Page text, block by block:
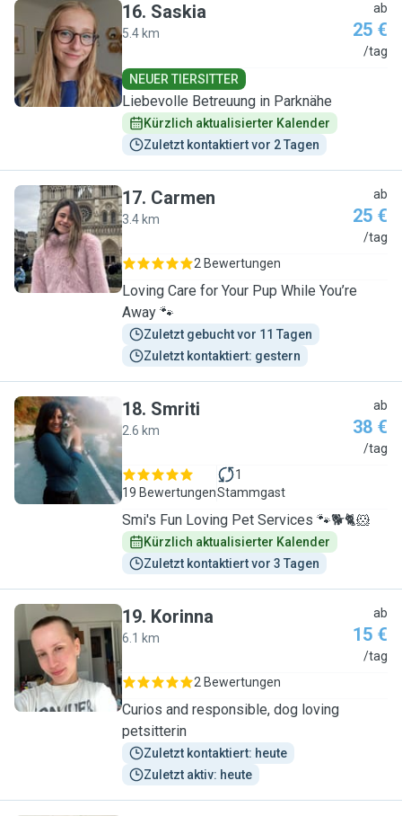
S
16. Saskia
5.4 km
ab
25 €
/tag
NEUER TIERSITTER
Liebevolle Betreuung in Parknähe
Kürzlich aktualisierter Kalender
Zuletzt kontaktiert vor 2 Tagen
C
17. Carmen
3.4 km
ab
25 €
/tag
2 Bewertungen
Loving Care for Your Pup While You’re
Away 🐾
Zuletzt gebucht vor 11 Tagen
Zuletzt kontaktiert: gestern
S
18. Smriti
2.6 km
ab
38 €
/tag
19 Bewertungen
1
Stammgast
Smi's Fun Loving Pet Services 🐾🐕🐈🐹
Kürzlich aktualisierter Kalender
Zuletzt kontaktiert vor 3 Tagen
K
19. Korinna
6.1 km
ab
15 €
/tag
2 Bewertungen
Curios and responsible, dog loving
petsitterin
Zuletzt kontaktiert: heute
Zuletzt aktiv: heute